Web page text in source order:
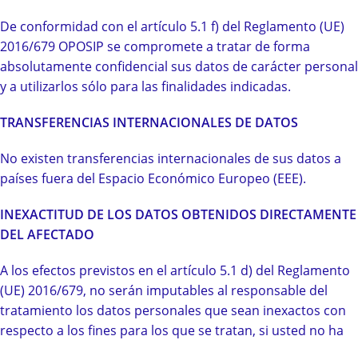
De conformidad con el artículo 5.1 f) del Reglamento (UE)
2016/679 OPOSIP se compromete a tratar de forma
absolutamente confidencial sus datos de carácter personal
y a utilizarlos sólo para las finalidades indicadas.
TRANSFERENCIAS INTERNACIONALES DE DATOS
No existen transferencias internacionales de sus datos a
países fuera del Espacio Económico Europeo (EEE).
INEXACTITUD DE LOS DATOS OBTENIDOS DIRECTAMENTE
DEL AFECTADO
A los efectos previstos en el artículo 5.1 d) del Reglamento
(UE) 2016/679, no serán imputables al responsable del
tratamiento los datos personales que sean inexactos con
respecto a los fines para los que se tratan, si usted no ha